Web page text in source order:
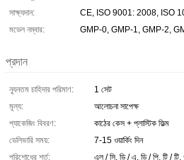
সাক্ষ্যদান:
CE, ISO 9001: 2008, ISO
মডেল নম্বার:
GMP-0, GMP-1, GMP-2,
প্রদান
ন্যূনতম চাহিদার পরিমাণ:
1 সেট
মূল্য:
আলোচনা সাপেক্ষ
প্যাকেজিং বিবরণ:
কাঠের কেস + প্লাস্টিক ফিল্ম
ডেলিভারি সময়:
7-15 ওয়ার্কিং দিন
পরিশোধের শর্ত:
এল / সি, ডি / এ, ডি / পি, টি / টি,